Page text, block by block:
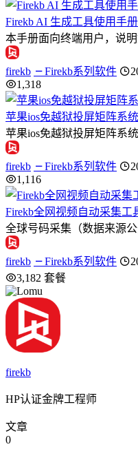
Firekb AI 生成工具使用手册
本手册面向终端用户，说
firekb Firekb系列软件
1,318
苹果ios免越狱投屏矩阵系统
苹果ios免越狱投屏矩阵系
firekb Firekb系列软件
1,116
Firekb全网视频自动采集
全球号码采集（数据来源
firekb Firekb系列软件
3,182 套餐
firekb
HP认证金牌工程师
文章
0